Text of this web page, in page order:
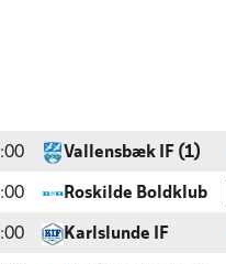
Vallensbæk IF (1)
Roskilde Boldklub
Karlslunde IF